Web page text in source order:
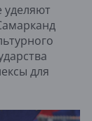
уделяют
для